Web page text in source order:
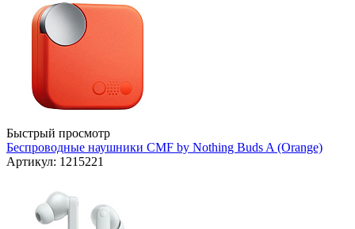
Быстрый просмотр
Беспроводные наушники CMF by Nothing Buds A (Orange)
Артикул: 1215221